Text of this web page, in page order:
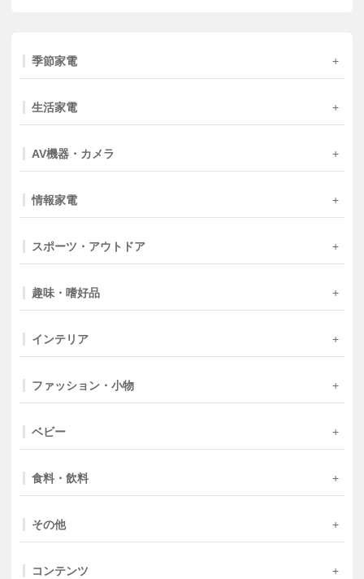
季節家電
生活家電
AV機器・カメラ
情報家電
スポーツ・アウトドア
趣味・嗜好品
インテリア
ファッション・小物
ベビー
食料・飲料
その他
コンテンツ